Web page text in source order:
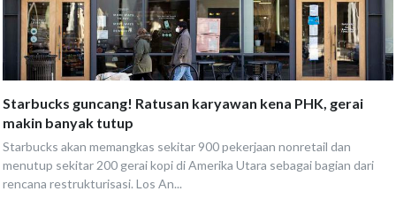
Starbucks guncang! Ratusan karyawan kena PHK, gerai
makin banyak tutup
Starbucks akan memangkas sekitar 900 pekerjaan nonretail dan
menutup sekitar 200 gerai kopi di Amerika Utara sebagai bagian dari
rencana restrukturisasi. Los An...